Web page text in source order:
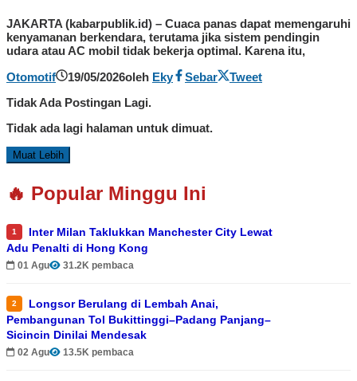
JAKARTA (kabarpublik.id) – Cuaca panas dapat memengaruhi
kenyamanan berkendara, terutama jika sistem pendingin
udara atau AC mobil tidak bekerja optimal. Karena itu,
Otomotif
19/05/2026oleh Eky Sebar
Tweet
Tidak Ada Postingan Lagi.
Tidak ada lagi halaman untuk dimuat.
Muat Lebih
🔥 Popular Minggu Ini
1
Inter Milan Taklukkan Manchester City Lewat
Adu Penalti di Hong Kong
01 Agu 31.2K pembaca
2
Longsor Berulang di Lembah Anai,
Pembangunan Tol Bukittinggi–Padang Panjang–
Sicincin Dinilai Mendesak
02 Agu 13.5K pembaca